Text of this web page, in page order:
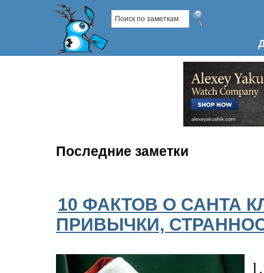
Последние заметки
10 ФАКТОВ О САНТА
ПРИВЫЧКИ,